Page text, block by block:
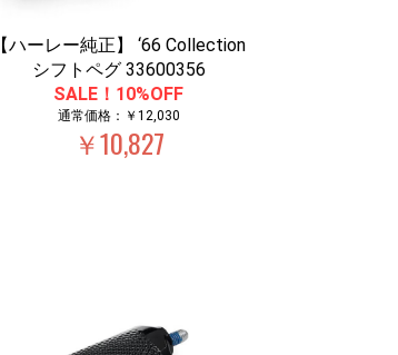
【ハーレー純正】 ‘66 Collection
シフトペグ 33600356
SALE！10%OFF
通常価格：￥12,030
￥10,827